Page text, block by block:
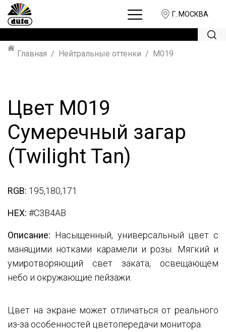
Г. МОСКВА
Главная Нейтральные оттенки M019
Цвет M019
Сумеречный загар
(Twilight Tan)
RGB: 195,180,171
HEX: #C3B4AB
Описание: Насыщенный, универсальный цвет с
манящими нотками карамели и розы. Мягкий и
умиротворяющий свет заката, освещающем
небо и окружающие пейзажи.
Цвет на экране может отличаться от реального
из-за особенностей цветопередачи монитора.